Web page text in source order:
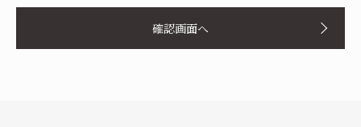
当社は、個人情報の取扱いに関して、法令、国が定める指針そ
の他の規範等を遵守した取得やその利用に努めてまいります。
確認画面へ